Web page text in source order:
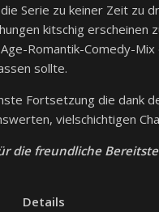
Serie zu keiner Zeit zu
kitschig erscheinen
Romantik-Comedy-
sollte.
Fortsetzung die dank
vielschichtigen
die freundliche
Details